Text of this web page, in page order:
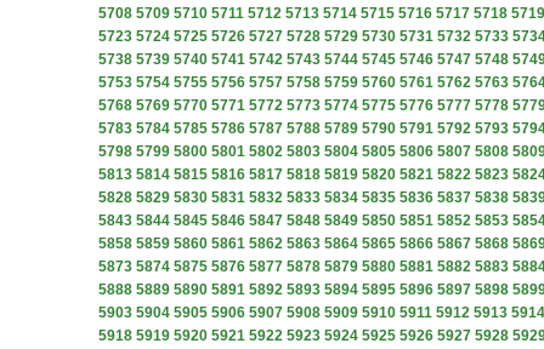
5708 5709 5710 5711 5712 5713 5714 5715 5716 5717 5718 5719
5723 5724 5725 5726 5727 5728 5729 5730 5731 5732 5733
5738 5739 5740 5741 5742 5743 5744 5745 5746 5747 5748
5753 5754 5755 5756 5757 5758 5759 5760 5761 5762 5763
5768 5769 5770 5771 5772 5773 5774 5775 5776 5777 5778
5783 5784 5785 5786 5787 5788 5789 5790 5791 5792 5793
5798 5799 5800 5801 5802 5803 5804 5805 5806 5807 5808
5813 5814 5815 5816 5817 5818 5819 5820 5821 5822 5823
5828 5829 5830 5831 5832 5833 5834 5835 5836 5837 5838
5843 5844 5845 5846 5847 5848 5849 5850 5851 5852 5853
5858 5859 5860 5861 5862 5863 5864 5865 5866 5867 5868
5873 5874 5875 5876 5877 5878 5879 5880 5881 5882 5883
5888 5889 5890 5891 5892 5893 5894 5895 5896 5897 5898
5903 5904 5905 5906 5907 5908 5909 5910 5911 5912 5913 5914
5918 5919 5920 5921 5922 5923 5924 5925 5926 5927 5928